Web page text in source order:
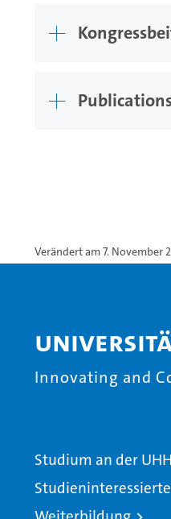
Verändert am 7. November
Innovating and
Studium an der UHH
Studieninteressierte